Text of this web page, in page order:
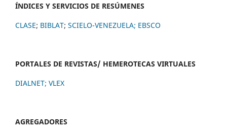
ÍNDICES Y SERVICIOS DE RESÚMENES
CLASE; BIBLAT; SCIELO-VENEZUELA; EBSCO
PORTALES DE REVISTAS/ HEMEROTECAS VIRTUALES
DIALNET; VLEX
AGREGADORES